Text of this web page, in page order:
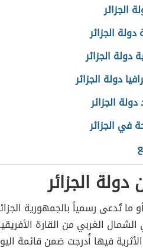
الجزائر
الجزائر
دولة الجزائر
دولة الجزائر
الجزائر
في الجزائر
الجزائر
ما تُدعى رسمياً بالجمهورية
الغربي من القارة
فيها أُدرجت ضمن قائمة